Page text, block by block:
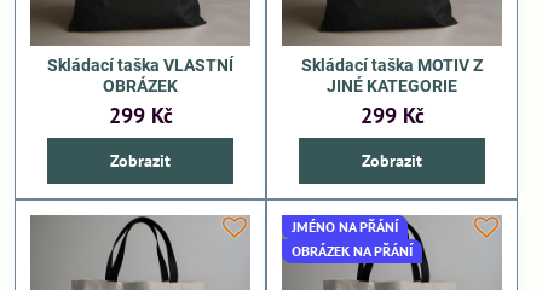
Skládací taška VLASTNÍ
OBRÁZEK
299 Kč
Zobrazit
Skládací taška MOTIV Z
JINÉ KATEGORIE
299 Kč
Zobrazit
JMÉNO NA PŘÁNÍ
OBRÁZEK NA PŘÁNÍ